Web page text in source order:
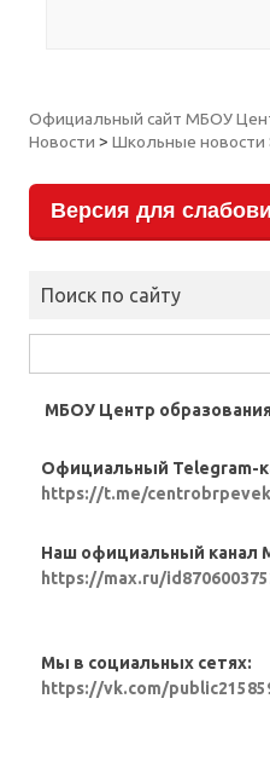
Официальный сайт МБОУ
Новости > Школьные новости
Версия для
Поиск по сайту
МБОУ Центр
Официальный Telegram-
https://t.me/centrobrpevek
Наш официальный канал
https://max.ru/
Мы в социальных сетях:
https://vk.com/